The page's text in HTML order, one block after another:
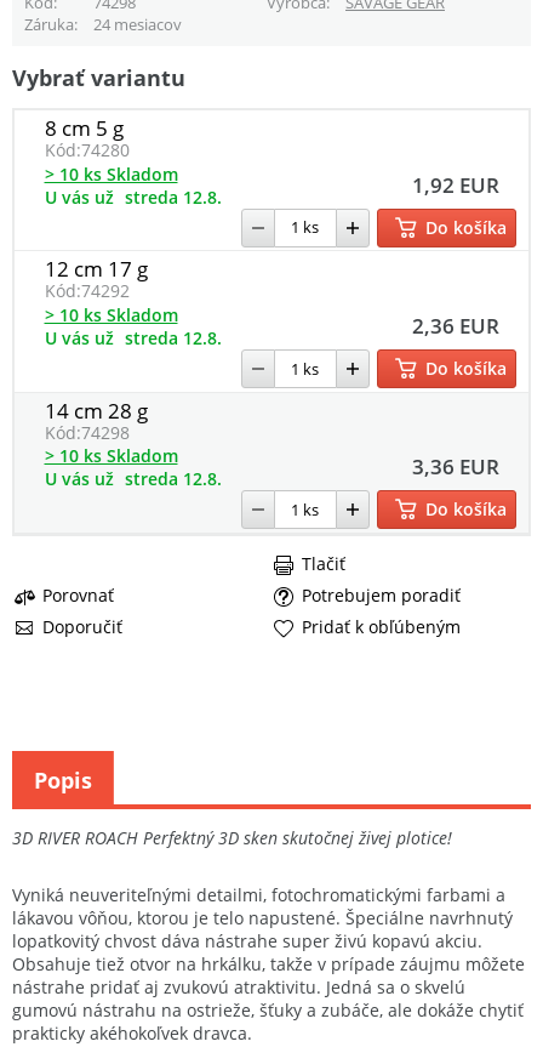
Záruka
24 mesiacov
Vybrať variantu
8 cm 5 g
Kód:74280
1,92 EUR
> 10 ks Skladom
U vás už streda 12.8.
Do košíka
12 cm 17 g
Kód:74292
2,36 EUR
> 10 ks Skladom
U vás už streda 12.8.
Do košíka
14 cm 28 g
Kód:74298
3,36 EUR
> 10 ks Skladom
U vás už streda 12.8.
Do košíka
Porovnať
Potrebujem poradiť
Doporučiť
Tlačiť
Pridať k obľúbeným
3D RIVER ROACH Perfektný 3D sken skutočnej živej plotice!
Vyniká neuveriteľnými detailmi, fotochromatickými farbami a
lákavou vôňou, ktorou je telo napustené. Špeciálne navrhnutý
lopatkovitý chvost dáva nástrahe super živú kopavú akciu.
Obsahuje tiež otvor na hrkálku, takže v prípade záujmu môžete
nástrahe pridať aj zvukovú atraktivitu. Jedná sa o skvelú
gumovú nástrahu na ostrieže, šťuky a zubáče, ale dokáže chytiť
prakticky akéhokoľvek dravca.
Popis